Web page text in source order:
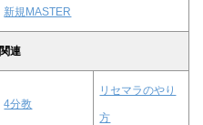
新規MASTER
連
4分教
リセマラのやり
方